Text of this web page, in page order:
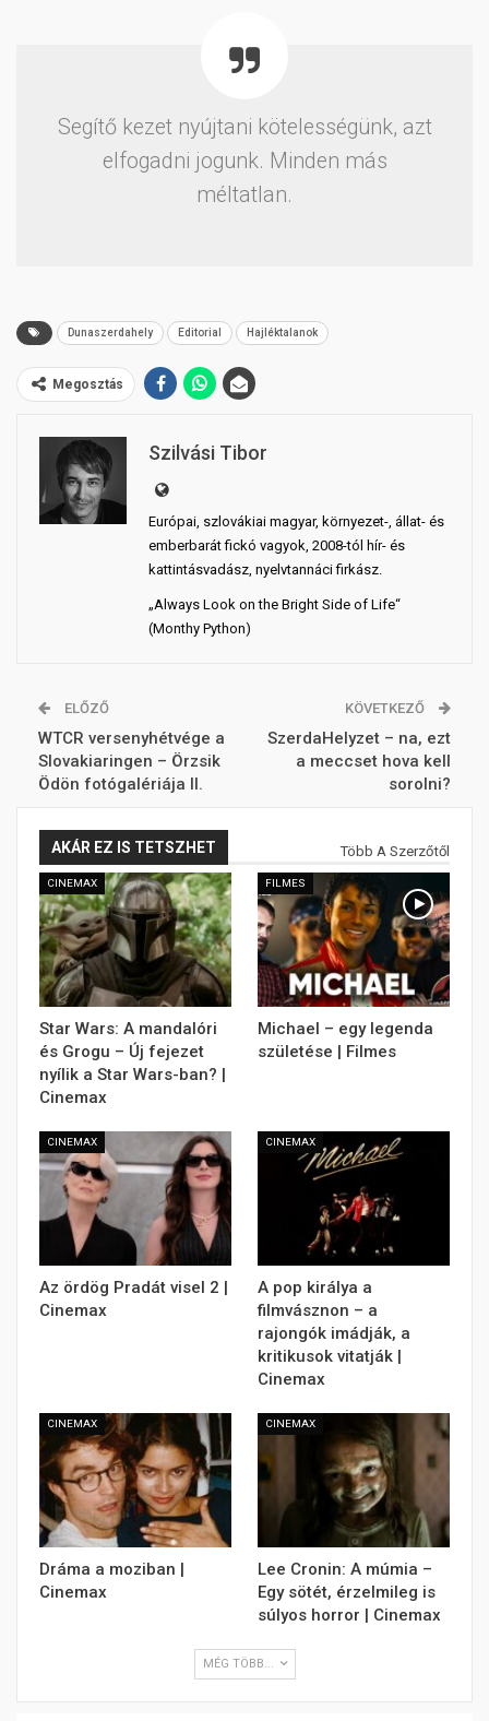
Segítő kezet nyújtani kötelességünk, azt
elfogadni jogunk. Minden más
méltatlan.
Dunaszerdahely Editorial Hajléktalanok
Megosztás
Szilvási Tibor
Európai, szlovákiai magyar, környezet-, állat- és
emberbarát fickó vagyok, 2008-tól hír- és
kattintásvadász, nyelvtannáci firkász.
„Always Look on the Bright Side of Life“
(Monthy Python)
ELŐZŐ
WTCR versenyhétvége a
Slovakiaringen – Örzsik
Ödön fotógalériája II.
KÖVETKEZŐ
SzerdaHelyzet – na, ezt
a meccset hova kell
sorolni?
AKÁR EZ IS TETSZHET Több A Szerzőtől
CINEMAX
Star Wars: A mandalóri
és Grogu – Új fejezet
nyílik a Star Wars-ban? |
Cinemax
FILMES
Michael – egy legenda
születése | Filmes
CINEMAX
Az ördög Pradát visel 2 |
Cinemax
CINEMAX
A pop királya a
filmvásznon – a
rajongók imádják, a
kritikusok vitatják |
Cinemax
CINEMAX
Dráma a moziban |
Cinemax
CINEMAX
Lee Cronin: A múmia –
Egy sötét, érzelmileg is
súlyos horror | Cinemax
MÉG TÖBB...